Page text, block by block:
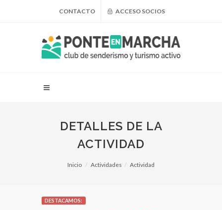
CONTACTO ACCESO SOCIOS
DETALLES DE LA
ACTIVIDAD
Inicio Actividades Actividad
DESTACAMOS: